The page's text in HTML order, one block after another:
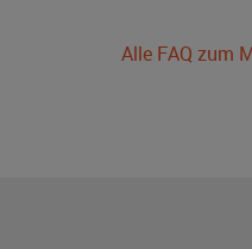
Alle FAQ zum